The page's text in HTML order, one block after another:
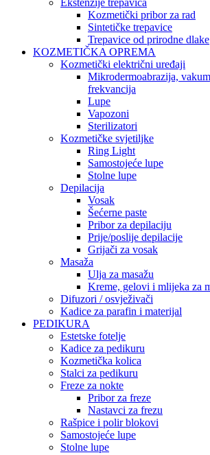
Ekstenzije trepavica
Kozmetički pribor za rad
Sintetičke trepavice
Trepavice od prirodne dlake
KOZMETIČKA OPREMA
Kozmetički električni uređaji
Mikrodermoabrazija,
frekvancija
Lupe
Vapozoni
Sterilizatori
Kozmetičke svjetiljke
Ring Light
Samostojeće lupe
Stolne lupe
Depilacija
Vosak
Šećerne paste
Pribor za depilaciju
Prije/poslije depilacije
Grijači za vosak
Masaža
Ulja za masažu
Kreme, gelovi i mlijeka za
Difuzori / osvježivači
Kadice za parafin i materijal
PEDIKURA
Estetske fotelje
Kadice za pedikuru
Kozmetička kolica
Stalci za pedikuru
Freze za nokte
Pribor za freze
Nastavci za frezu
Rašpice i polir blokovi
Samostojeće lupe
Stolne lupe